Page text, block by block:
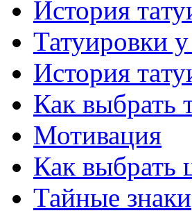
История
Татуировки
История
Как выбрать
Мотивация
Как выбрать
Тайные знаки